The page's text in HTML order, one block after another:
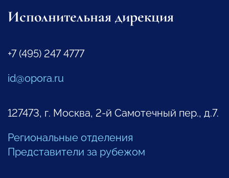
Исполнительная дирекция
+7 (495) 247 4777
id@opora.ru
127473, г. Москва, 2-й Самотечный пер., д.7.
Региональные отделения
Представители за рубежом